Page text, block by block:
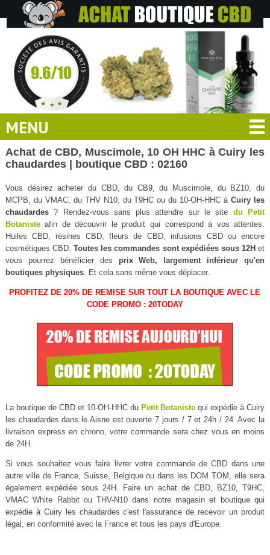
MENU
Achat de CBD, Muscimole, 10 OH HHC à Cuiry les
chaudardes | boutique CBD : 02160
Vous désirez acheter du CBD, du CB9, du Muscimole, du BZ10, du
MCPB, du VMAC, du THV N10, du T9HC ou du 10-OH-HHC àCuiry les
chaudardes? Rendez-vous sans plus attendre sur le site du Petit
Botanisteafin de découvrir le produit qui correspond à vos attentes.
Huiles CBD, résines CBD, fleurs de CBD, infusions CBD ou encore
cosmétiques CBD.Toutes les commandes sont expédiées sous 12H et
vous pourrez bénéficier des prix Web, largement inférieur qu'en
boutiques physiques. Et cela sans même vous déplacer.
PROFITEZ DE 20% DE REMISE SUR TOUT LA BOUTIQUE AVEC LE
CODE PROMO : 20TODAY
La boutique de CBD et 10-OH-HHC du Petit Botaniste qui expédie à Cuiry
les chaudardes dans le Aisne est ouverte 7 jours / 7 et 24h / 24. Avec la
livraison express en chrono, votre commande sera chez vous en moins
de 24H.
Si vous souhaitez vous faire livrer votre commande de CBD dans une
autre ville de France, Suisse, Belgique ou dans les DOM TOM, elle sera
également expédiée sous 24H. Faire un achat de CBD, BZ10, T9HC,
VMAC White Rabbit ou THV-N10 dans notre magasin et boutique qui
expédie à Cuiry les chaudardes c'est l'assurance de recevoir un produit
légal, en conformité avec la France et tous les pays d'Europe.